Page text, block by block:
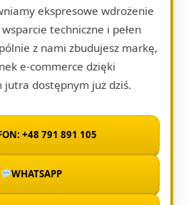
ekspresowe wdrożenie
techniczne i pełen
z nami zbudujesz markę,
e-commerce dzięki
dostępnym już dziś.
+48 791 891 105
WHATSAPP